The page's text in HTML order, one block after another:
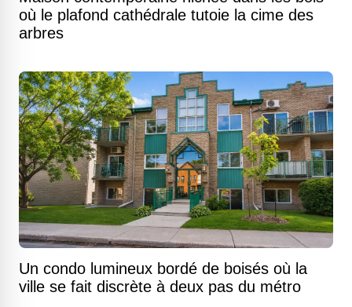
où le plafond cathédrale tutoie la cime des
arbres
Un condo lumineux bordé de boisés où la
ville se fait discrète à deux pas du métro